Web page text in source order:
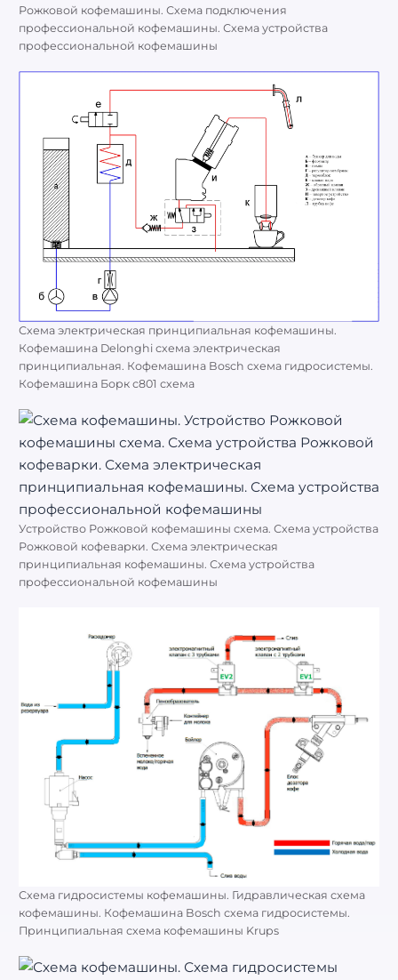
Рожковой кофемашины. Схема подключения
профессиональной кофемашины. Схема устройства
профессиональной кофемашины
Схема электрическая принципиальная кофемашины.
Кофемашина Delonghi схема электрическая
принципиальная. Кофемашина Bosch схема гидросистемы.
Кофемашина Борк с801 схема
Устройство Рожковой кофемашины схема. Схема устройства
Рожковой кофеварки. Схема электрическая
принципиальная кофемашины. Схема устройства
профессиональной кофемашины
Схема гидросистемы кофемашины. Гидравлическая схема
кофемашины. Кофемашина Bosch схема гидросистемы.
Принципиальная схема кофемашины Krups